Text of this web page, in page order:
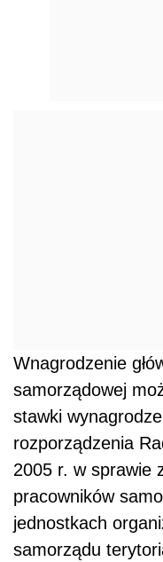
Wnagrodzenie
samorządowej
stawki
rozporządzenia
2005 r. w sprawie
pracowników
jednostkach
samorządu